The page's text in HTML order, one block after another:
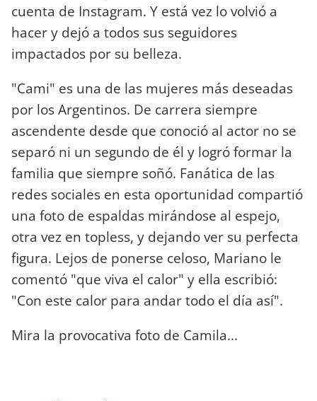
cuenta de Instagram. Y está vez lo volvió a
hacer y dejó a todos sus seguidores
impactados por su belleza.
"Cami" es una de las mujeres más deseadas
por los Argentinos. De carrera siempre
ascendente desde que conoció al actor no se
separó ni un segundo de él y logró formar la
familia que siempre soñó. Fanática de las
redes sociales en esta oportunidad compartió
una foto de espaldas mirándose al espejo,
otra vez en topless, y dejando ver su perfecta
figura. Lejos de ponerse celoso, Mariano le
comentó "que viva el calor" y ella escribió:
"Con este calor para andar todo el día así".
Mira la provocativa foto de Camila...